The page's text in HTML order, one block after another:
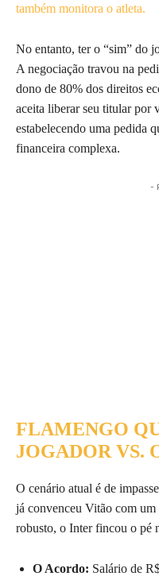
também monitora o atleta.
No entanto, ter o “sim” do
A negociação travou na
dono de 80% dos direitos
aceita liberar seu titular por
estabelecendo uma pedida
financeira complexa.
-
FLAMENGO
JOGADOR VS.
O cenário atual é de
já convenceu Vitão com
robusto, o Inter fincou o pé
O Acordo: Salário de